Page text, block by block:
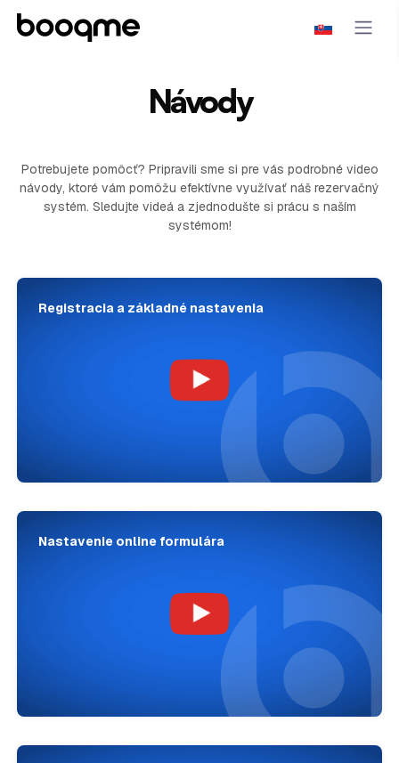
Návody
Potrebujete pomôcť? Pripravili sme si pre vás podrobné video
návody, ktoré vám pomôžu efektívne využívať náš rezervačný
systém. Sledujte videá a zjednodušte si prácu s naším
systémom!
Registracia a základné nastavenia
Nastavenie online formulára